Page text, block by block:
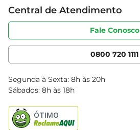
Sobre privacidade
Portal do fornecedor
Cencosud Media
Produtos Bretas
Código de ética
Serviços
Clube Bretas
Blog Bretas
Black Friday
Central de Atendimento
Fale Conosco
0800 720 1111
Segunda à Sexta: 8h às 20h
Sábados: 8h às 18h